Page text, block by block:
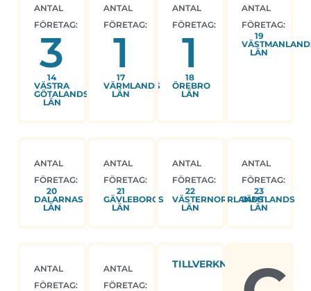
ANTAL
FÖRETAG:
3
14
VÄSTRA
GÖTALANDS
LÄN
ANTAL
FÖRETAG:
1
17
VÄRMLANDS
LÄN
ANTAL
FÖRETAG:
1
18
ÖREBRO
LÄN
ANTAL
FÖRETAG:
19
LÄN
ANTAL
FÖRETAG:
20
DALARNAS
LÄN
ANTAL
FÖRETAG:
21
GÄVLEBORGS
LÄN
ANTAL
FÖRETAG:
22
VÄSTERNORRLANDS
LÄN
ANTAL
FÖRETAG:
23
JÄMTLANDS
LÄN
ANTAL
FÖRETAG:
ANTAL
FÖRETAG:
TILLVERKNING